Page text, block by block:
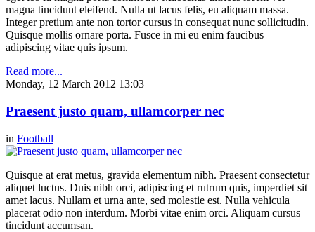
magna tincidunt eleifend. Nulla ut lacus felis, eu aliquam massa.
Integer pretium ante non tortor cursus in consequat nunc sollicitudin.
Quisque mollis ornare porta. Fusce in mi eu enim faucibus
adipiscing vitae quis ipsum.
Read more...
Monday, 12 March 2012 13:03
Praesent justo quam, ullamcorper nec
in Football
Quisque at erat metus, gravida elementum nibh. Praesent consectetur
aliquet luctus. Duis nibh orci, adipiscing et rutrum quis, imperdiet sit
amet lacus. Nullam et urna ante, sed molestie est. Nulla vehicula
placerat odio non interdum. Morbi vitae enim orci. Aliquam cursus
tincidunt accumsan.